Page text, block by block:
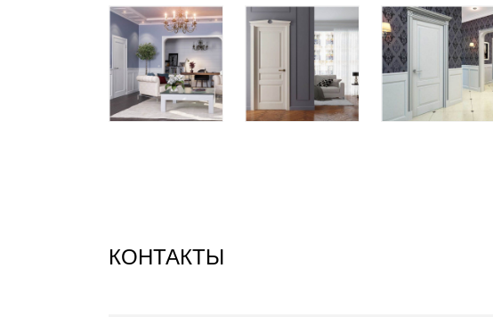
Межкомнатные двери
Детская мебель
Детские кровати
Кресла и шезлонги
Мебель для ресторанов и кафе
Столы
Стулья
КОНТАКТЫ